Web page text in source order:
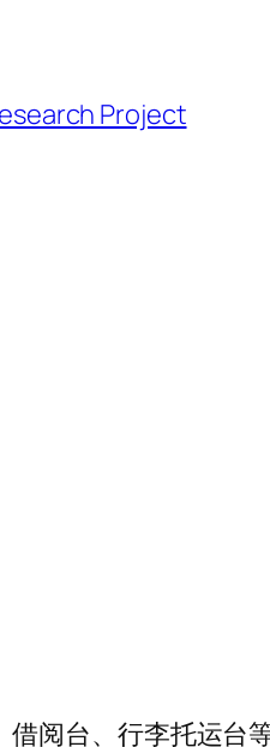
Project
阅台、行李托运台等